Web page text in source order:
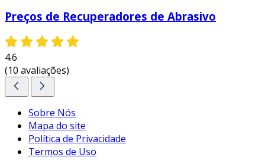
Preços de Recuperadores de Abrasivo
4.6
(10 avaliações)
Sobre Nós
Mapa do site
Política de Privacidade
Termos de Uso